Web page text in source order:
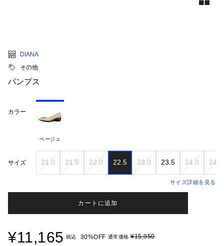
DIANA
その他
パンプス
カラー
ベージュ
サイズ 21.0 21.5 22.0 22.5 23.0 23.5 24.0 24.5
サイズ詳細を見る
カートに追加
¥11,165 税込 30%OFF 通常価格 ¥15,950